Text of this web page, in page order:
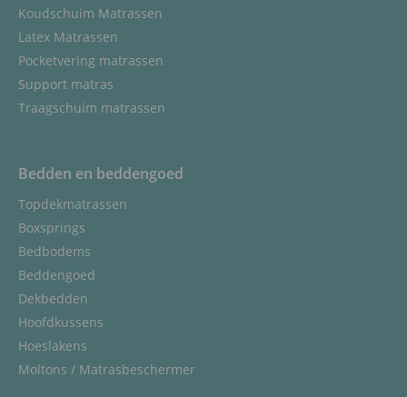
Koudschuim Matrassen
Latex Matrassen
Pocketvering matrassen
Support matras
Traagschuim matrassen
Bedden en beddengoed
Topdekmatrassen
Boxsprings
Bedbodems
Beddengoed
Dekbedden
Hoofdkussens
Hoeslakens
Moltons / Matrasbeschermer